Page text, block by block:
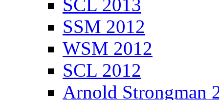
SCL 2013
SSM 2012
WSM 2012
SCL 2012
Arnold Strongman